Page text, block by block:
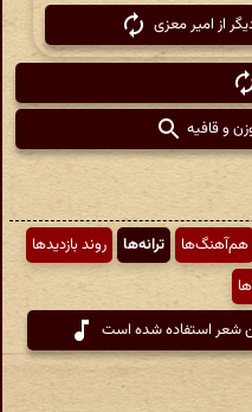
و قافیه
هم‌آهنگ‌ها ترانه‌ها
روند بازدیدها
شعر استفاده شده است